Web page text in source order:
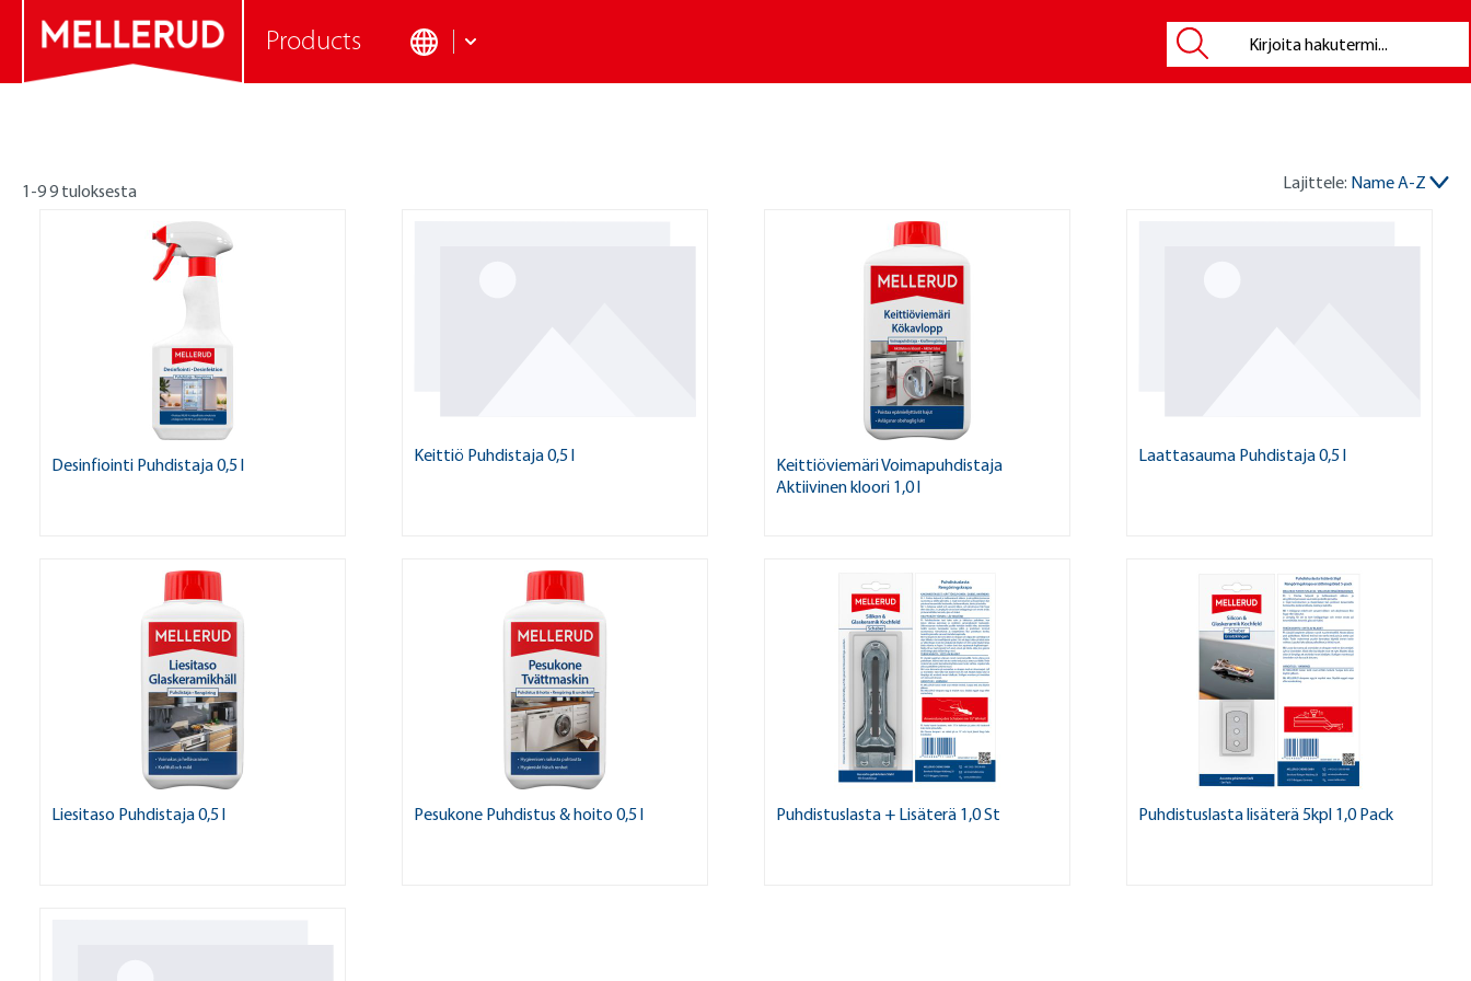
Products
1-9 9 tuloksesta Lajittele: Name A-Z
Desinfiointi Puhdistaja 0,5 l Keittiö Puhdistaja 0,5 l
Keittiöviemäri Voimapuhdistaja
Aktiivinen kloori 1,0 l
Laattasauma Puhdistaja 0,5 l
Liesitaso Puhdistaja 0,5 l Pesukone Puhdistus & hoito 0,5 l Puhdistuslasta + Lisäterä 1,0 St Puhdistuslasta lisäterä 5kpl 1,0 Pack